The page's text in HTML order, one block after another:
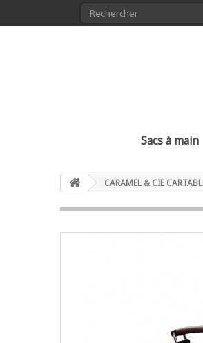
Sacs à main
CARAMEL & CIE